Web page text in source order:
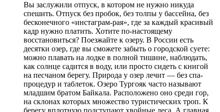
Вы заслужили отпуск, в котором не нужно никуда
спешить. Отпуск без пробок, без толпы у бассейна, без
бесконечного «инстаграм-рая», где за каждый красивый
кадр нужно платить. Хотите по-настоящему
восстановиться? Поезжайте к озеру. В России есть
десятки озер, где вы сможете забыть о городской суете:
можно плавать на лодке в полной тишине, наблюдать,
как солнце садится в воду, или просто сидеть с книгой
на песчаном берегу. Природа у озер лечит — без спа-
процедур и таблеток. Озеро Тургояк часто называют
младшим братом Байкала. Расположено оно среди гор,
на склонах которых множество туристических троп. К